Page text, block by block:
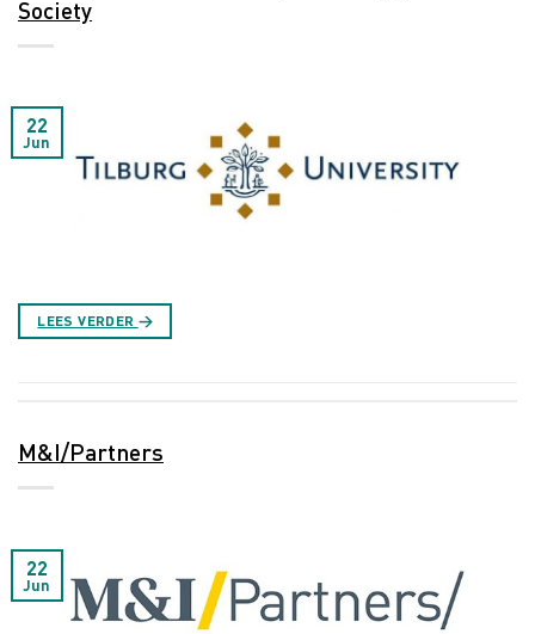
Society
22
Jun
LEES VERDER →
M&I/Partners
22
Jun